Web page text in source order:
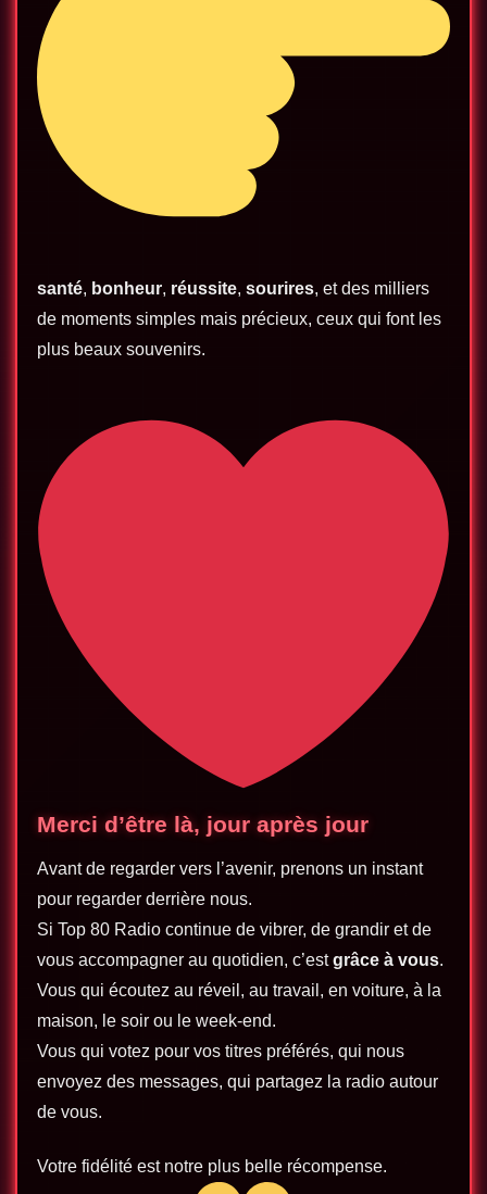
santé, bonheur, réussite, sourires, et des milliers
de moments simples mais précieux, ceux qui font les
plus beaux souvenirs.
Merci d’être là, jour après jour
Avant de regarder vers l’avenir, prenons un instant
pour regarder derrière nous.
Si Top 80 Radio continue de vibrer, de grandir et de
vous accompagner au quotidien, c’estgrâce à vous.
Vous qui écoutez au réveil, au travail, en voiture, à la
maison, le soir ou le week-end.
Vous qui votez pour vos titres préférés, qui nous
envoyez des messages, qui partagez la radio autour
de vous.
Votre fidélité est notre plus belle récompense.